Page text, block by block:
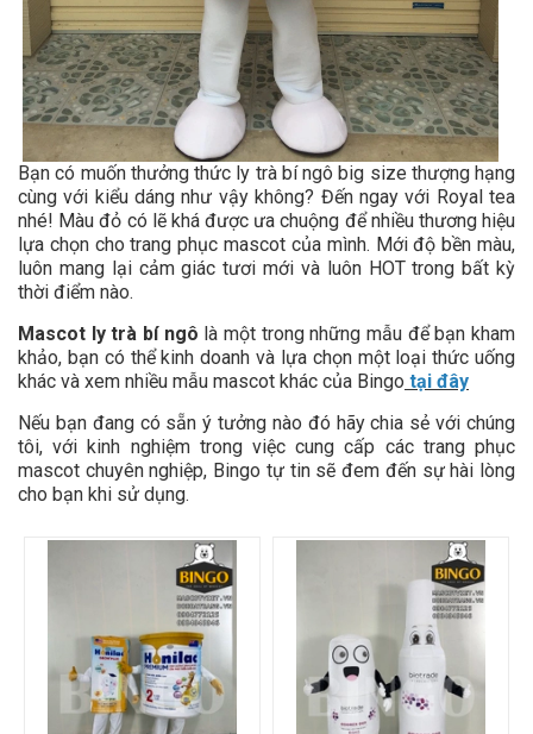
Bạn có muốn thưởng thức ly trà bí ngô big size thượng hạng
cùng với kiểu dáng như vậy không? Đến ngay với Royal tea
nhé! Màu đỏ có lẽ khá được ưa chuộng để nhiều thương hiệu
lựa chọn cho trang phục mascot của mình. Mới độ bền màu,
luôn mang lại cảm giác tươi mới và luôn HOT trong bất kỳ
thời điểm nào.
Mascot ly trà bí ngô là một trong những mẫu để bạn kham
khảo, bạn có thể kinh doanh và lựa chọn một loại thức uống
khác và xem nhiều mẫu mascot khác của Bingo tại đây
Nếu bạn đang có sẵn ý tưởng nào đó hãy chia sẻ với chúng
tôi, với kinh nghiệm trong việc cung cấp các trang phục
mascot chuyên nghiệp, Bingo tự tin sẽ đem đến sự hài lòng
cho bạn khi sử dụng.